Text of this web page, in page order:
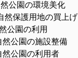
の環境美化
用地の買上げ
園の利用
の施設整備
の利用者